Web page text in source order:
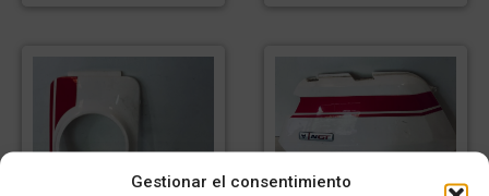
Gestionar el consentimiento